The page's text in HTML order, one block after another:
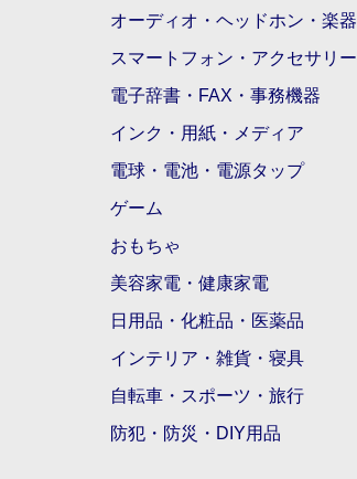
オーディオ・ヘッドホン・楽器
スマートフォン・アクセサリー
電子辞書・FAX・事務機器
インク・用紙・メディア
電球・電池・電源タップ
ゲーム
おもちゃ
美容家電・健康家電
日用品・化粧品・医薬品
インテリア・雑貨・寝具
自転車・スポーツ・旅行
防犯・防災・DIY用品